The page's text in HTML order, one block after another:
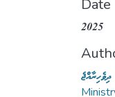
Date
2025